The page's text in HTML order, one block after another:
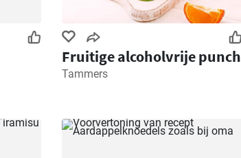
Fruitige alcoholvrije punch
Tammers